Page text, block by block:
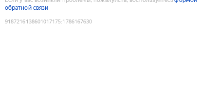
обратной связи
9187216138601017175:1786167630